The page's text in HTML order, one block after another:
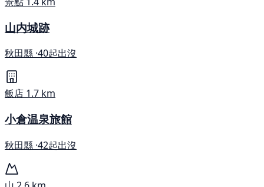
山内城跡
秋田縣 ·40起出沒
飯店 1.7 km
小倉温泉旅館
秋田縣 ·42起出沒